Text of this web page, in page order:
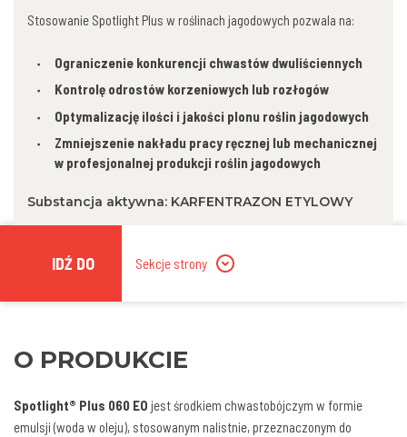
Stosowanie Spotlight Plus w roślinach jagodowych pozwala na:
Ograniczenie konkurencji chwastów dwuliściennych
Kontrolę odrostów korzeniowych lub rozłogów
Optymalizację ilości i jakości plonu roślin jagodowych
Zmniejszenie nakładu pracy ręcznej lub mechanicznej
w profesjonalnej produkcji roślin jagodowych
Substancja aktywna: KARFENTRAZON ETYLOWY
IDŹ DO Sekcje strony
O PRODUKCIE
Spotlight® Plus 060 EO jest środkiem chwastobójczym w formie
emulsji (woda w oleju), stosowanym nalistnie, przeznaczonym do